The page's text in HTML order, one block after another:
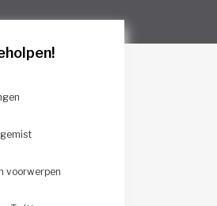
voorwerpen